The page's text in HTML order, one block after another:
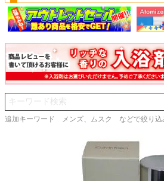
追加キーワード メンズ、ムスク などで絞り込